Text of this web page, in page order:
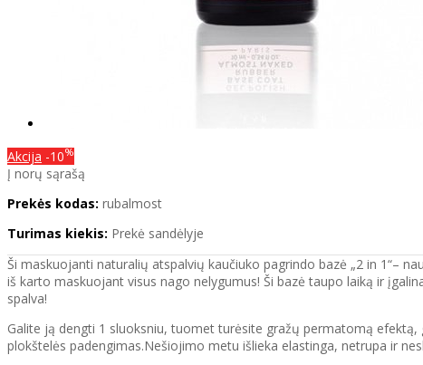
Akcija -10%
Į norų sąrašą
Prekės kodas: rubalmost
Turimas kiekis: Prekė sandėlyje
Ši maskuojanti naturalių atspalvių kaučiuko pagrindo bazė „2 in 1“–
iš karto maskuojant visus nago nelygumus! Ši bazė taupo laiką ir
spalva!
Galite ją dengti 1 sluoksniu, tuomet turėsite gražų permatomą
plokštelės padengimas.Nešiojimo metu išlieka elastinga, netrupa ir